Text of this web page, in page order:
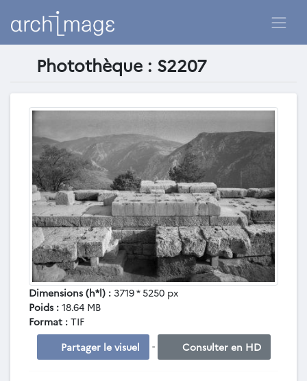
Photothèque : S2207
Dimensions (h*l) : 3719 * 5250 px
Poids : 18.64 MB
Format : TIF
Partager le visuel
- Consulter en HD